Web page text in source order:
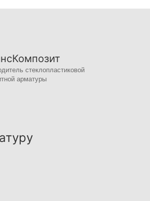
стеклопластиковой
арматуры